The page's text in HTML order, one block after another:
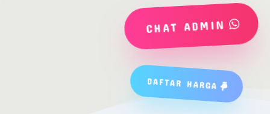
CHAT ADMIN
DAFTAR HARGA